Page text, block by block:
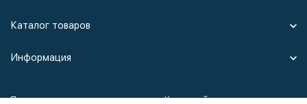
Каталог товаров
Информация
Политика персональных данных Карта сайта